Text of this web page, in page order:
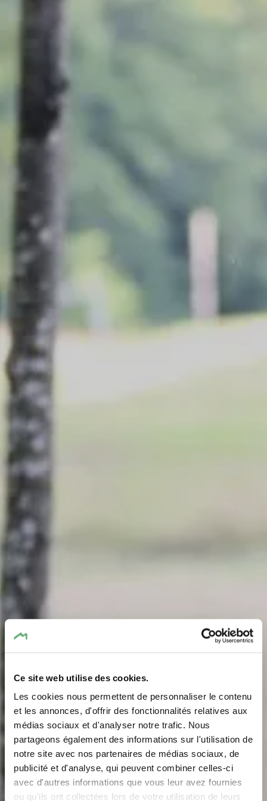
Ce site web utilise des cookies.
Les cookies nous permettent de personnaliser le contenu
et les annonces, d'offrir des fonctionnalités relatives aux
médias sociaux et d'analyser notre trafic. Nous
partageons également des informations sur l'utilisation de
notre site avec nos partenaires de médias sociaux, de
publicité et d'analyse, qui peuvent combiner celles-ci
avec d'autres informations que vous leur avez fournies
ou qu'ils ont collectées lors de votre utilisation de leurs
Speeltuinen